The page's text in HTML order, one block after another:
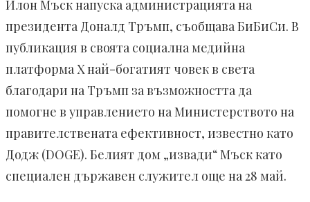
Илон Мъск напуска администрацията на
президента Доналд Тръмп, съобщава БиБиСи. В
публикация в своята социална медийна
платформа X най-богатият човек в света
благодари на Тръмп за възможността да
помогне в управлението на Министерството на
правителствената ефективност, известно като
Додж (DOGE). Белият дом „извaди“ Мъск като
специален държавен служител още на 28 май.